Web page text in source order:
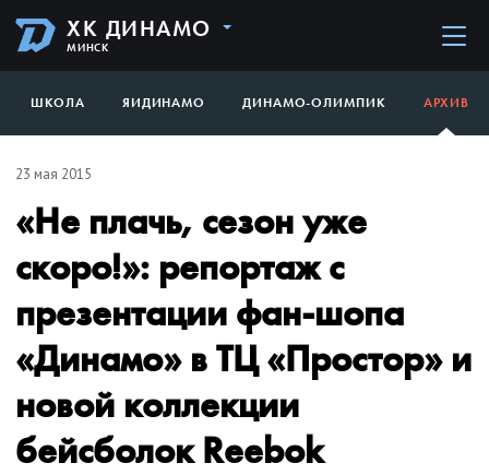
ХК ДИНАМО
МИНСК
ШКОЛА ЯИДИНАМО ДИНАМО-ОЛИМПИК АРХИВ
23 мая 2015
«Не плачь, сезон уже
скоро!»: репортаж с
презентации фан-шопа
«Динамо» в ТЦ «Простор» и
новой коллекции
бейсболок Reebok